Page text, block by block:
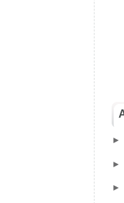
►
►
►